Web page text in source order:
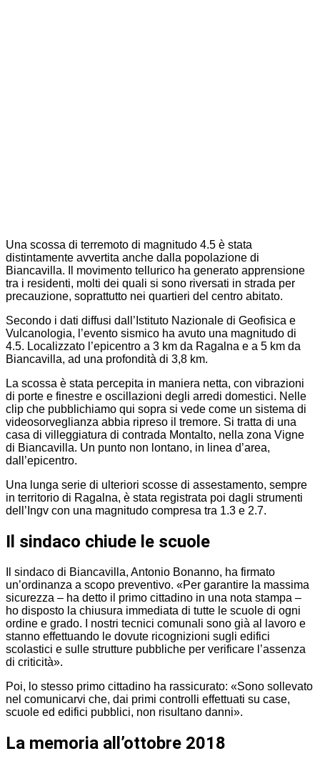
Una scossa di terremoto di magnitudo 4.5 è stata
distintamente avvertita anche dalla popolazione di
Biancavilla. Il movimento tellurico ha generato apprensione
tra i residenti, molti dei quali si sono riversati in strada per
precauzione, soprattutto nei quartieri del centro abitato.
Secondo i dati diffusi dall’Istituto Nazionale di Geofisica e
Vulcanologia, l’evento sismico ha avuto una magnitudo di
4.5. Localizzato l’epicentro a 3 km da Ragalna e a 5 km da
Biancavilla, ad una profondità di 3,8 km.
La scossa è stata percepita in maniera netta, con vibrazioni
di porte e finestre e oscillazioni degli arredi domestici. Nelle
clip che pubblichiamo qui sopra si vede come un sistema di
videosorveglianza abbia ripreso il tremore. Si tratta di una
casa di villeggiatura di contrada Montalto, nella zona Vigne
di Biancavilla. Un punto non lontano, in linea d’area,
dall’epicentro.
Una lunga serie di ulteriori scosse di assestamento, sempre
in territorio di Ragalna, è stata registrata poi dagli strumenti
dell’Ingv con una magnitudo compresa tra 1.3 e 2.7.
Il sindaco chiude le scuole
Il sindaco di Biancavilla, Antonio Bonanno, ha firmato
un’ordinanza a scopo preventivo. «Per garantire la massima
sicurezza – ha detto il primo cittadino in una nota stampa –
ho disposto la chiusura immediata di tutte le scuole di ogni
ordine e grado. I nostri tecnici comunali sono già al lavoro e
stanno effettuando le dovute ricognizioni sugli edifici
scolastici e sulle strutture pubbliche per verificare l’assenza
di criticità».
Poi, lo stesso primo cittadino ha rassicurato: «Sono sollevato
nel comunicarvi che, dai primi controlli effettuati su case,
scuole ed edifici pubblici, non risultano danni».
La memoria all’ottobre 2018